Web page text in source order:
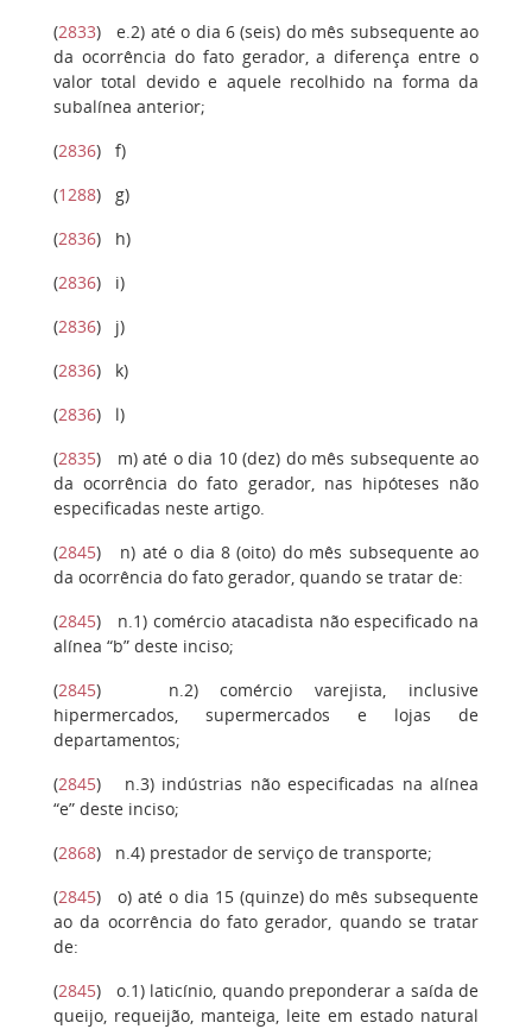
(2833)e.2) até o dia 6 (seis) do mês subsequente ao
da ocorrência do fato gerador, a diferença entre o
valor total devido e aquele recolhido na forma da
subalínea anterior;
(2836) f)
(1288) g)
(2836) h)
(2836) i)
(2836) j)
(2836) k)
(2836) l)
(2835) m)até o dia 10 (dez) do mês subsequente ao
da ocorrência do fato gerador, nas hipóteses não
especificadas neste artigo.
(2845) n) até o dia 8 (oito) do mês subsequente ao
da ocorrência do fato gerador, quando se tratar de:
(2845) n.1) comércio atacadista não especificado na
alínea “b” deste inciso;
(2845) n.2)comércio varejista, inclusive
hipermercados, supermercados e lojas de
departamentos;
(2845) n.3)indústrias não especificadas na alínea
“e” deste inciso;
(2868) n.4) prestador de serviço de transporte;
(2845)o) até o dia 15 (quinze) do mês subsequente
ao da ocorrência do fato gerador, quando se tratar
de:
(2845) o.1) laticínio, quando preponderar a saída de
queijo, requeijão, manteiga, leite em estado natural